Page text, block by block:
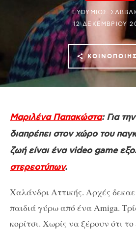
ΕΥΘΥΜΙΟΣ
12 ΔΕΚΕΜΒΡΊΟΥ
Μαριλένα Παπακώστα: Για
διαπρέπει στον χώρο του
ζωή είναι ένα video game
στερεοτύπων.
Χαλάνδρι Αττικής. Αρχές
παιδιά γύρω από ένα Amiga.
κορίτσι. Χωρίς να ξέρουν ότι